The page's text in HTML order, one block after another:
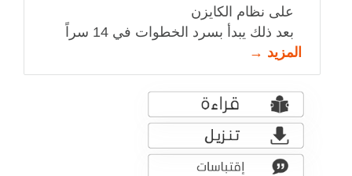
على نظام الكايزن
بعد ذلك يبدأ بسرد الخطوات في 14 سراً
المزيد →